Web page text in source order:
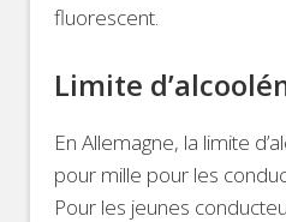
fluorescent.
Limite
En Allemagne, la limite
pour mille pour les
Pour les jeunes